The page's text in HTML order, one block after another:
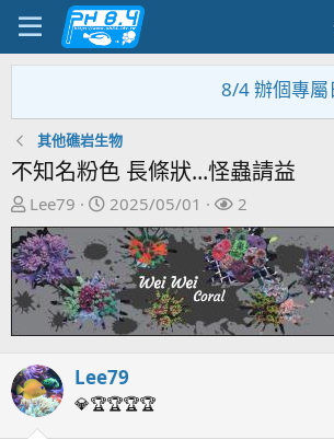
8/4 辦個專屬
其他礁岩生物
不知名粉色 長條狀...怪蟲請益
主
題
發
起
人
Lee79
開
始
日
期
2025/05/01
關
注
者
2
Lee79
💎🏆🏆🏆🏆